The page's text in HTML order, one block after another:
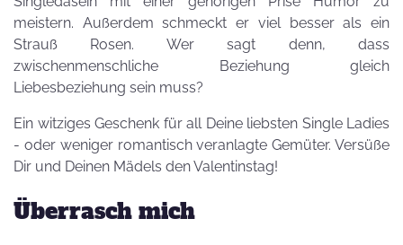
meistern. Außerdem schmeckt er viel besser als ein
Strauß Rosen. Wer sagt denn, dass
zwischenmenschliche Beziehung gleich
Liebesbeziehung sein muss?
Ein witziges Geschenk für all Deine liebsten Single Ladies
- oder weniger romantisch veranlagte Gemüter. Versüße
Dir und Deinen Mädels den Valentinstag!
Überrasch mich